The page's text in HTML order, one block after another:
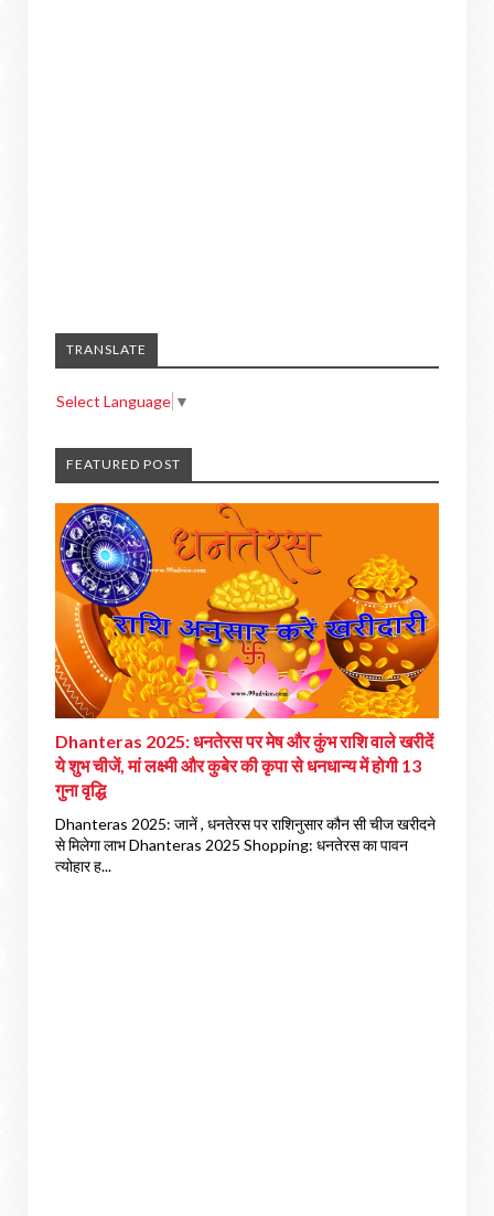
TRANSLATE
Select Language ▼
FEATURED POST
Dhanteras 2025: धनतेरस पर मेष और कुंभ राशि वाले खरीदें
ये शुभ चीजें, मां लक्ष्मी और कुबेर की कृपा से धनधान्य में होगी 13
गुना वृद्धि
Dhanteras 2025: जानें , धनतेरस पर राशिनुसार कौन सी चीज खरीदने
से मिलेगा लाभ Dhanteras 2025 Shopping: धनतेरस का पावन
त्योहार ह...